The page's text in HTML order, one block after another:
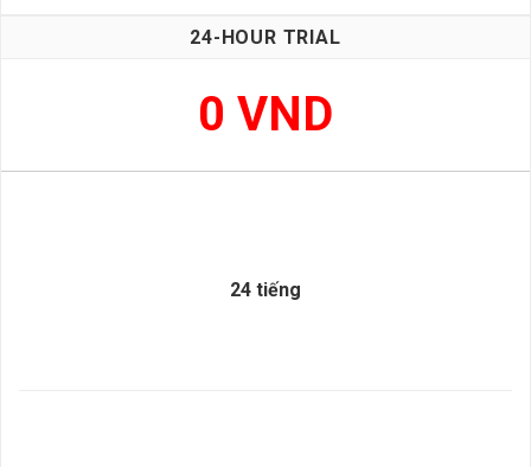
24-HOUR TRIAL
0 VND
24 tiếng